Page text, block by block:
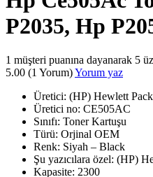
P2035, Hp
1 müşteri puanına dayanarak 5
5.00 (1 Yorum)Yorum yaz
Üretici: (HP) Hewlett
Üretici no: CE505AC
Sınıfı: Toner Kartuşu
Türü: Orjinal OEM
Renk: Siyah – Black
Şu yazıcılara özel: (HP)
Kapasite: 2300